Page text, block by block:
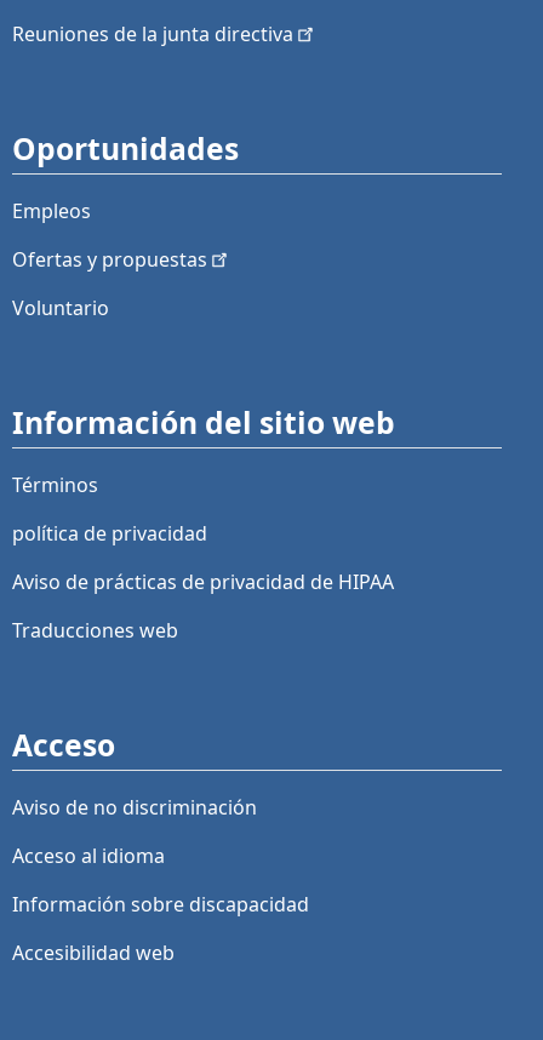
Reuniones de la junta directiva
Oportunidades
Empleos
Ofertas y propuestas
Voluntario
Información del sitio web
Términos
política de privacidad
Aviso de prácticas de privacidad de HIPAA
Traducciones web
Acceso
Aviso de no discriminación
Acceso al idioma
Información sobre discapacidad
Accesibilidad web